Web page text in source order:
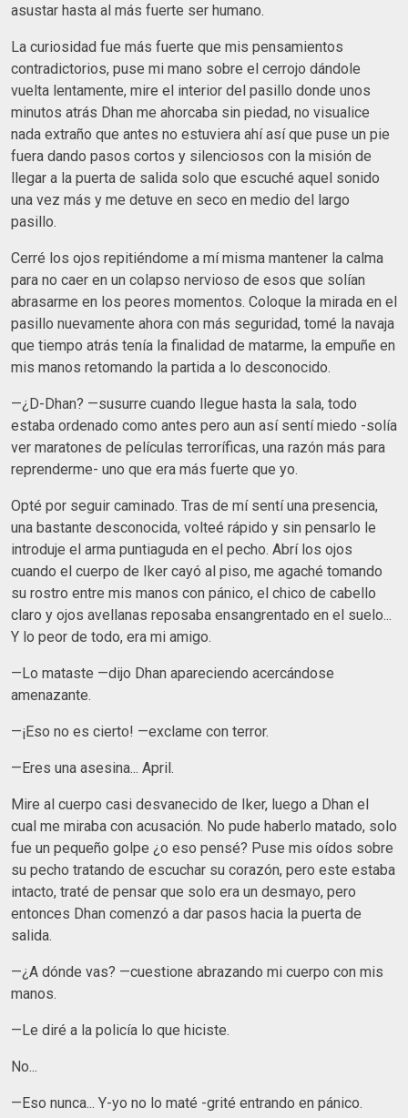
asustar hasta al más fuerte ser humano.
La curiosidad fue más fuerte que mis pensamientos
contradictorios, puse mi mano sobre el cerrojo dándole
vuelta lentamente, mire el interior del pasillo donde unos
minutos atrás Dhan me ahorcaba sin piedad, no visualice
nada extraño que antes no estuviera ahí así que puse un pie
fuera dando pasos cortos y silenciosos con la misión de
llegar a la puerta de salida solo que escuché aquel sonido
una vez más y me detuve en seco en medio del largo
pasillo.
Cerré los ojos repitiéndome a mí misma mantener la calma
para no caer en un colapso nervioso de esos que solían
abrasarme en los peores momentos. Coloque la mirada en el
pasillo nuevamente ahora con más seguridad, tomé la navaja
que tiempo atrás tenía la finalidad de matarme, la empuñe en
mis manos retomando la partida a lo desconocido.
—¿D-Dhan? —susurre cuando llegue hasta la sala, todo
estaba ordenado como antes pero aun así sentí miedo -solía
ver maratones de películas terroríficas, una razón más para
reprenderme- uno que era más fuerte que yo.
Opté por seguir caminado. Tras de mí sentí una presencia,
una bastante desconocida, volteé rápido y sin pensarlo le
introduje el arma puntiaguda en el pecho. Abrí los ojos
cuando el cuerpo de Iker cayó al piso, me agaché tomando
su rostro entre mis manos con pánico, el chico de cabello
claro y ojos avellanas reposaba ensangrentado en el suelo...
Y lo peor de todo, era mi amigo.
—Lo mataste —dijo Dhan apareciendo acercándose
amenazante.
—¡Eso no es cierto! —exclame con terror.
—Eres una asesina... April.
Mire al cuerpo casi desvanecido de Iker, luego a Dhan el
cual me miraba con acusación. No pude haberlo matado, solo
fue un pequeño golpe ¿o eso pensé? Puse mis oídos sobre
su pecho tratando de escuchar su corazón, pero este estaba
intacto, traté de pensar que solo era un desmayo, pero
entonces Dhan comenzó a dar pasos hacia la puerta de
salida.
—¿A dónde vas? —cuestione abrazando mi cuerpo con mis
manos.
—Le diré a la policía lo que hiciste.
No...
—Eso nunca... Y-yo no lo maté -grité entrando en pánico.